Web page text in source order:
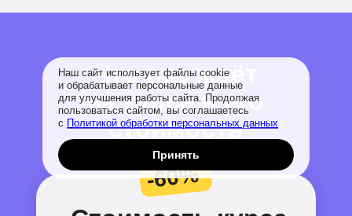
-60%
Что вас ждёт
на курсе и его
стоимость
Принять
Наш сайт использует файлы cookie
и обрабатывает персональные данные
для улучшения работы сайта. Продолжая
пользоваться сайтом, вы соглашаетесь
с Политикой обработки персональных данных